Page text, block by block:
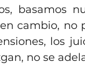
basamos
cambio,
los
no se